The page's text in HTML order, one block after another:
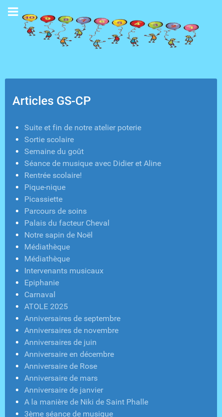
Articles GS-CP
Suite et fin de notre atelier poterie
Sortie scolaire
Semaine du goût
Séance de musique avec Didier et Aline
Rentrée scolaire!
Pique-nique
Picassiette
Parcours de soins
Palais du facteur Cheval
Notre sapin de Noël
Médiathèque
Médiathèque
Intervenants musicaux
Epiphanie
Carnaval
ATOLE 2025
Anniversaires de septembre
Anniversaires de novembre
Anniversaires de juin
Anniversaire en décembre
Anniversaire de Rose
Anniversaire de mars
Anniversaire de janvier
A la manière de Niki de Saint Phalle
3ème séance de musique